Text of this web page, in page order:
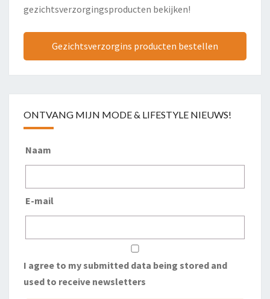
gezichtsverzorgingsproducten bekijken!
Gezichtsverzorgins producten bestellen
ONTVANG MIJN MODE & LIFESTYLE NIEUWS!
Naam
E-mail
I agree to my submitted data being stored and
used to receive newsletters